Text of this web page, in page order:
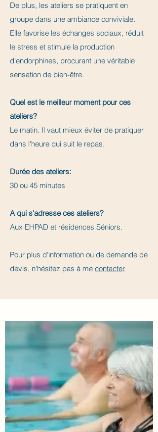
De plus, les ateliers se pratiquent en
groupe dans une ambiance conviviale.
Elle favorise les échanges sociaux, réduit
le stress et stimule la production
d'endorphines, procurant une véritable
sensation de bien-être.
Quel est le meilleur moment pour ces
ateliers?
Le matin. Il vaut mieux éviter de pratiquer
dans l'heure qui suit le repas.
Durée des ateliers:
30 ou 45 minutes
A qui s'adresse ces ateliers?
​Aux EHPAD et résidences Séniors.
Pour plus d'information ou de demande de
devis, n'hésitez pas à me contacter.